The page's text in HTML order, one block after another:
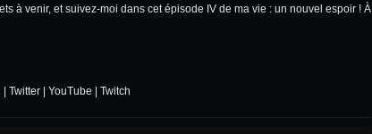
à venir, et suivez-moi dans cet épisode IV de ma vie : un nouvel espoir ! À
Twitter YouTube Twitch